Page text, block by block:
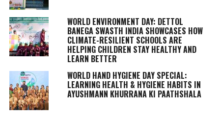
WORLD ENVIRONMENT DAY: DETTOL
BANEGA SWASTH INDIA SHOWCASES HOW
CLIMATE-RESILIENT SCHOOLS ARE
HELPING CHILDREN STAY HEALTHY AND
LEARN BETTER
WORLD HAND HYGIENE DAY SPECIAL:
LEARNING HEALTH & HYGIENE HABITS IN
AYUSHMANN KHURRANA KI PAATHSHALA